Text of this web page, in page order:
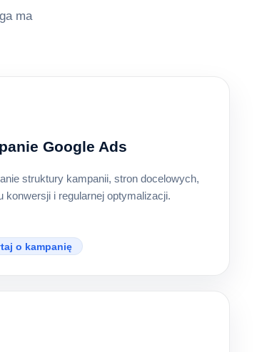
ma
Google Ads
struktury kampanii, stron docelowych,
konwersji i regularnej optymalizacji.
o kampanię